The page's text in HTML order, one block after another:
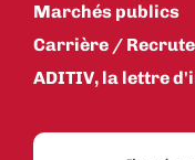
Marchés publics
Carrière /
ADITIV, la lettre